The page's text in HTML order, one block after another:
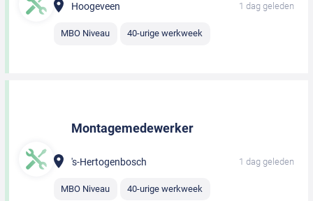
Hoogeveen 1 dag geleden
MBO Niveau 40-urige werkweek
Montagemedewerker
's-Hertogenbosch 1 dag geleden
MBO Niveau 40-urige werkweek